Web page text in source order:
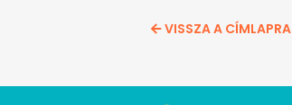
VISSZA A CÍMLAPRA